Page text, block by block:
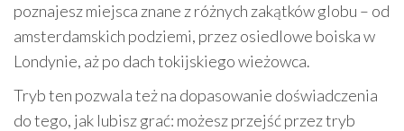
poznajesz miejsca znane z różnych zakątków globu – od
amsterdamskich podziemi, przez osiedlowe boiska w
Londynie, aż po dach tokijskiego wieżowca.
Tryb ten pozwala też na dopasowanie doświadczenia
do tego, jak lubisz grać: możesz przejść przez tryb